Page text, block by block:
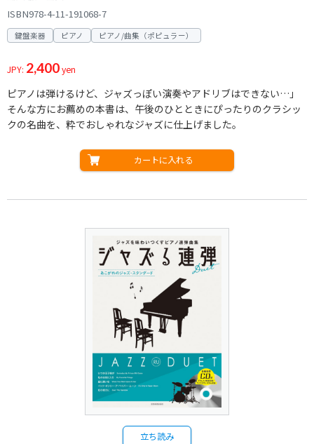
ISBN978-4-11-191068-7
鍵盤楽器 ピアノ ピアノ/曲集（ポピュラー）
JPY: 2,400yen
ピアノは弾けるけど、ジャズっぽい演奏やアドリブはできない…」
そんな方にお薦めの本書は、午後のひとときにぴったりのクラシッ
クの名曲を、粋でおしゃれなジャズに仕上げました。
カートに入れる
立ち読み